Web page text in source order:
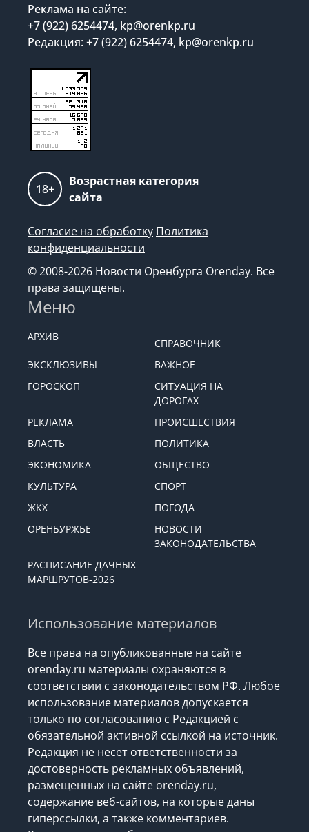
Реклама на сайте:
+7 (922) 6254474, kp@orenkp.ru
Редакция: +7 (922) 6254474, kp@orenkp.ru
18+
Возрастная категория
сайта
Согласие на обработку Политика
конфиденциальности
© 2008-2026 Новости Оренбурга Orenday. Все
права защищены.
Меню
АРХИВ
СПРАВОЧНИК
ЭКСКЛЮЗИВЫ
ВАЖНОЕ
ГОРОСКОП
СИТУАЦИЯ НА
ДОРОГАХ
РЕКЛАМА
ПРОИСШЕСТВИЯ
ВЛАСТЬ
ПОЛИТИКА
ЭКОНОМИКА
ОБЩЕСТВО
КУЛЬТУРА
СПОРТ
ЖКХ
ПОГОДА
ОРЕНБУРЖЬЕ
НОВОСТИ
ЗАКОНОДАТЕЛЬСТВА
РАСПИСАНИЕ ДАЧНЫХ
МАРШРУТОВ-2026
Использование материалов
Все права на опубликованные на сайте
orenday.ru материалы охраняются в
соответствии с законодательством РФ. Любое
использование материалов допускается
только по согласованию с Редакцией с
обязательной активной ссылкой на источник.
Редакция не несет ответственности за
достоверность рекламных объявлений,
размещенных на сайте orenday.ru,
содержание веб-сайтов, на которые даны
гиперссылки, а также комментариев.